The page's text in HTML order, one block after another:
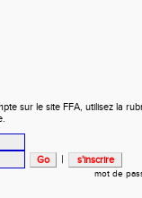
sur le site FFA, utilisez la
|
mot de